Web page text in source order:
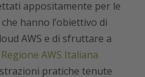
appositamente per le
hanno l’obiettivo di
AWS e di sfruttare a
Regione AWS Italiana
pratiche tenute